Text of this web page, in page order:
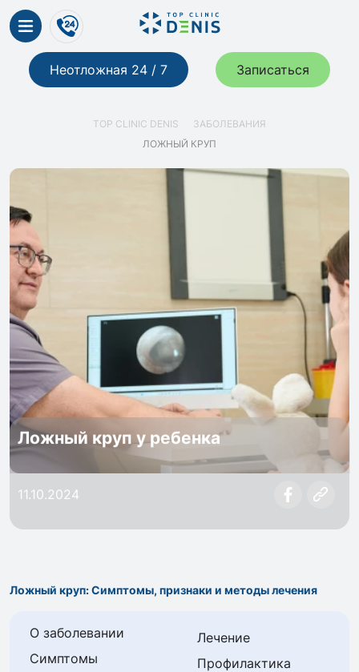
Неотложная 24 / 7 Записаться
TOP CLINIC DENIS
ЗАБОЛЕВАНИЯ
ЛОЖНЫЙ КРУП
Ложный круп у ребенка
11.10.2024
Ложный круп: Симптомы, признаки и методы лечения
О заболевании
Симптомы
Лечение
Профилактика